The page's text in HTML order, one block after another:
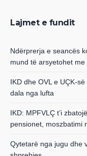
Lajmet e fundit
Ndërprerja e seancës
mund të arsyetohet
IKD dhe OVL e UÇK-
dala nga lufta
IKD: MPFVLÇ t’i
pensionet, moszbatimi
Qytetarë nga jugu dhe